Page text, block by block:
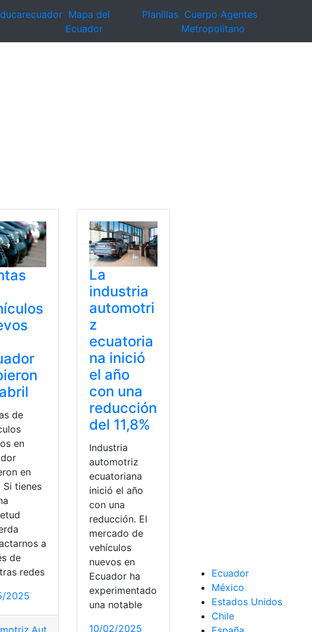
Mapa del
Ecuador
Planillas Cuerpo Agentes
Metropolitano
,Europa expandirse Valvulas Volkswagen
de
en
en
Si tienes
a
de
redes
2025
La
industria
automotri
z
ecuatoria
na inició
el año
con una
reducción
del 11,8%
Industria
automotriz
ecuatoriana
inició el año
con una
reducción. El
mercado de
vehículos
nuevos en
Ecuador ha
experimentado
una notable
10/02/2025
Ecuador
México
Estados Unidos
Chile